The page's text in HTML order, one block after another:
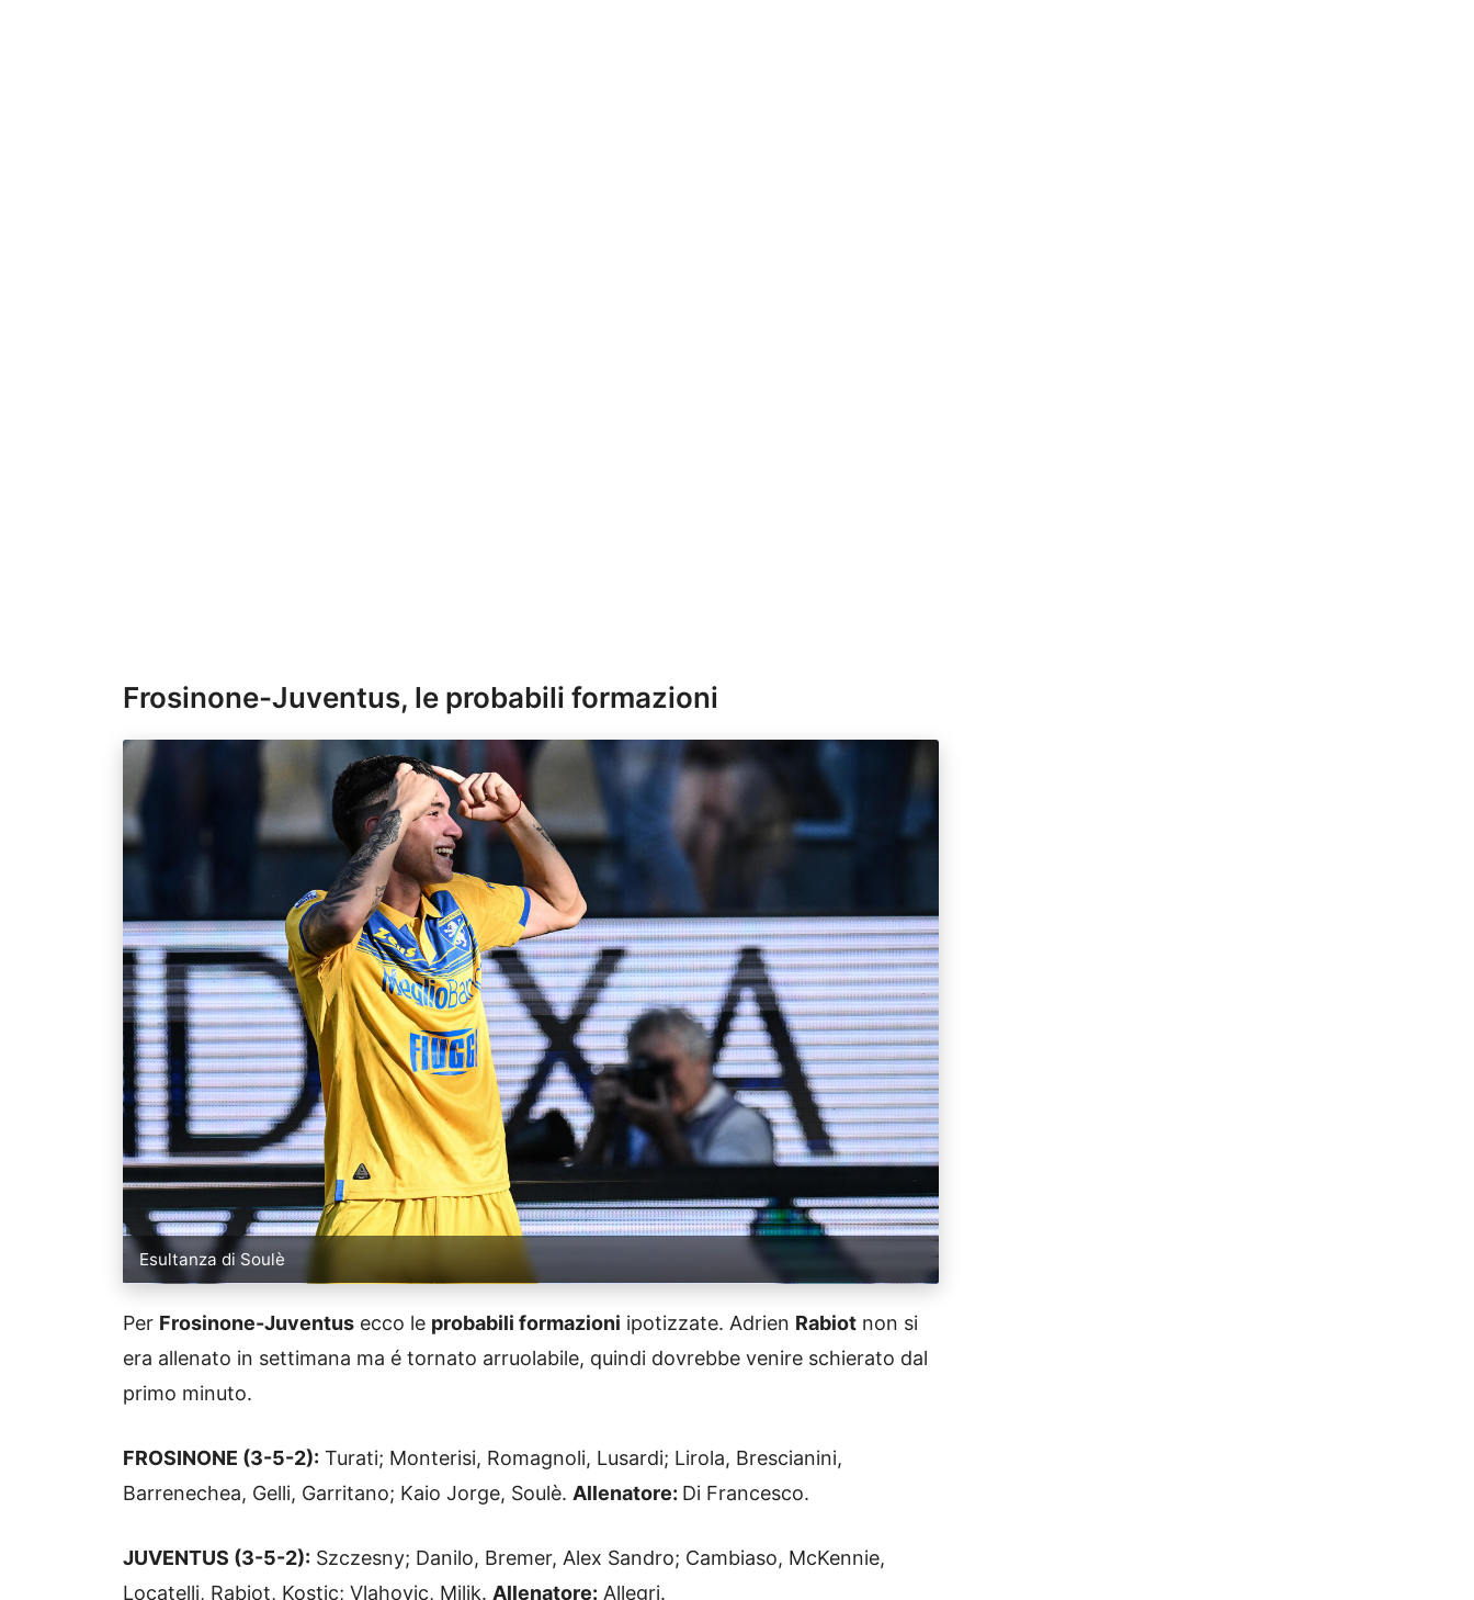
Frosinone-Juventus, le probabili formazioni
Esultanza di Soulè
Per Frosinone-Juventus ecco le probabili formazioni ipotizzate. Adrien Rabiot non si
era allenato in settimana ma é tornato arruolabile, quindi dovrebbe venire schierato dal
primo minuto.
FROSINONE (3-5-2): Turati; Monterisi, Romagnoli, Lusardi; Lirola, Brescianini,
Barrenechea, Gelli, Garritano; Kaio Jorge, Soulè. Allenatore: Di Francesco.
JUVENTUS (3-5-2): Szczesny; Danilo, Bremer, Alex Sandro; Cambiaso, McKennie,
Locatelli, Rabiot, Kostic; Vlahovic, Milik. Allenatore: Allegri.